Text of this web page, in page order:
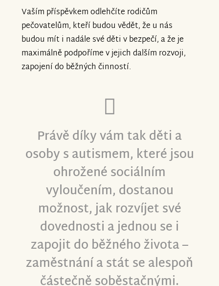
Vaším příspěvkem odlehčíte rodičům
pečovatelům, kteří budou vědět, že u nás
budou mít i nadále své děti v bezpečí, a že je
maximálně podpoříme v jejich dalším rozvoji,
zapojení do běžných činností.
Právě díky vám tak děti a
osoby s autismem, které jsou
ohrožené sociálním
vyloučením, dostanou
možnost, jak rozvíjet své
dovednosti a jednou se i
zapojit do běžného života –
zaměstnání a stát se alespoň